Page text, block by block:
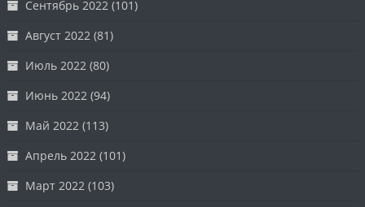
Сентябрь 2022 (101)
Август 2022 (81)
Июль 2022 (80)
Июнь 2022 (94)
Май 2022 (113)
Апрель 2022 (101)
Март 2022 (103)